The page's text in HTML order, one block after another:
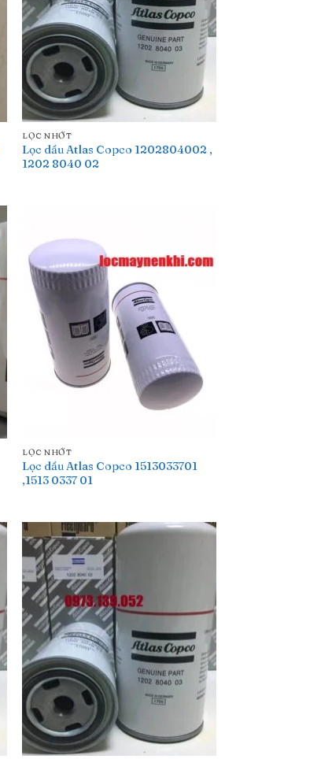
LỌC NHỚT
Lọc dầu Atlas Copco 1202804002 ,
1202 8040 02
LỌC NHỚT
Lọc dầu Atlas Copco 1513033701
,1513 0337 01